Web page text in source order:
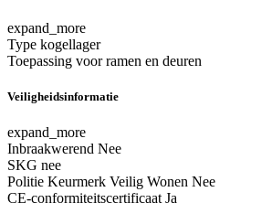
expand_more
Type kogellager
Toepassing voor ramen en deuren
Veiligheidsinformatie
expand_more
Inbraakwerend Nee
SKG nee
Politie Keurmerk Veilig Wonen Nee
CE-conformiteitscertificaat Ja